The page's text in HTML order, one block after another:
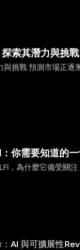
索其潛力與挑戰
挑戰 預測市場正逐
領域中，Polymarket
你需要知道的
，為什麼它備受關
理結構以及政治聯
AI 與可擴展性